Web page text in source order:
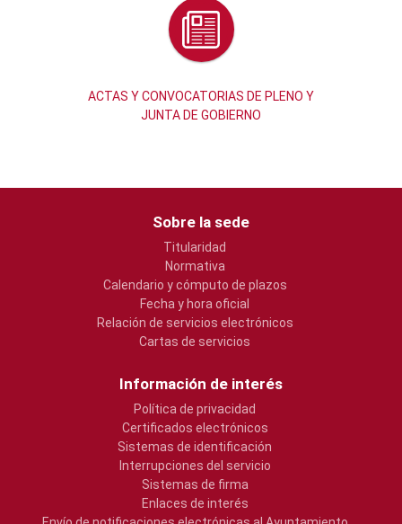
ACTAS Y CONVOCATORIAS DE PLENO Y
JUNTA DE GOBIERNO
Sobre la sede
Titularidad
Normativa
Calendario y cómputo de plazos
Fecha y hora oficial
Relación de servicios electrónicos
Cartas de servicios
Información de interés
Política de privacidad
Certificados electrónicos
Sistemas de identificación
Interrupciones del servicio
Sistemas de firma
Enlaces de interés